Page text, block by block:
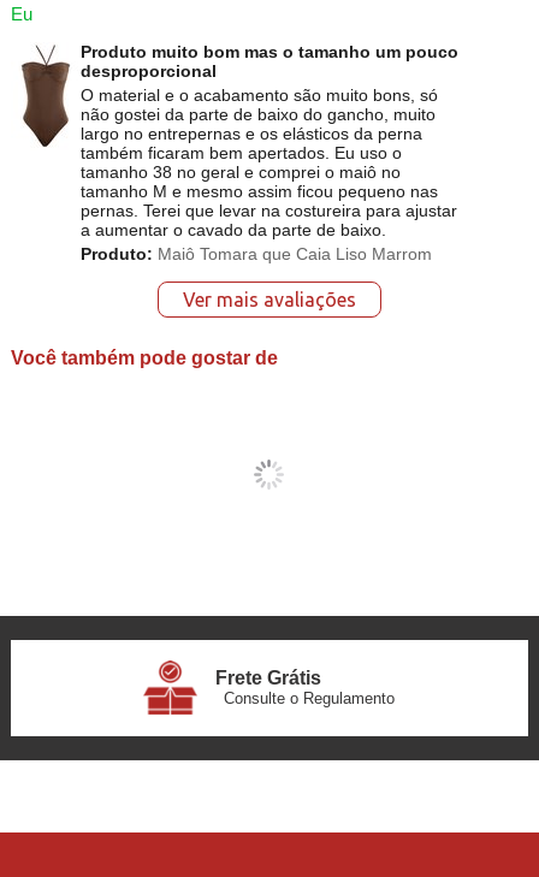
Eu
Produto muito bom mas o tamanho um pouco
desproporcional
O material e o acabamento são muito bons, só
não gostei da parte de baixo do gancho, muito
largo no entrepernas e os elásticos da perna
também ficaram bem apertados. Eu uso o
tamanho 38 no geral e comprei o maiô no
tamanho M e mesmo assim ficou pequeno nas
pernas. Terei que levar na costureira para ajustar
a aumentar o cavado da parte de baixo.
Produto: Maiô Tomara que Caia Liso Marrom
Ver mais avaliações
Você também pode gostar de
Frete Grátis
Consulte o Regulamento